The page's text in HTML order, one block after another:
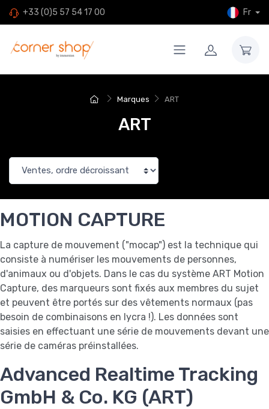
+33 (0)5 57 54 17 00 Fr
Marques ART
ART
MOTION CAPTURE
La capture de mouvement ("mocap") est la technique qui
consiste à numériser les mouvements de personnes,
d'animaux ou d'objets. Dans le cas du système ART Motion
Capture, des marqueurs sont fixés aux membres du sujet
et peuvent être portés sur des vêtements normaux (pas
besoin de combinaisons en lycra !). Les données sont
saisies en effectuant une série de mouvements devant une
série de caméras préinstallées.
Advanced Realtime Tracking
GmbH & Co. KG (ART)